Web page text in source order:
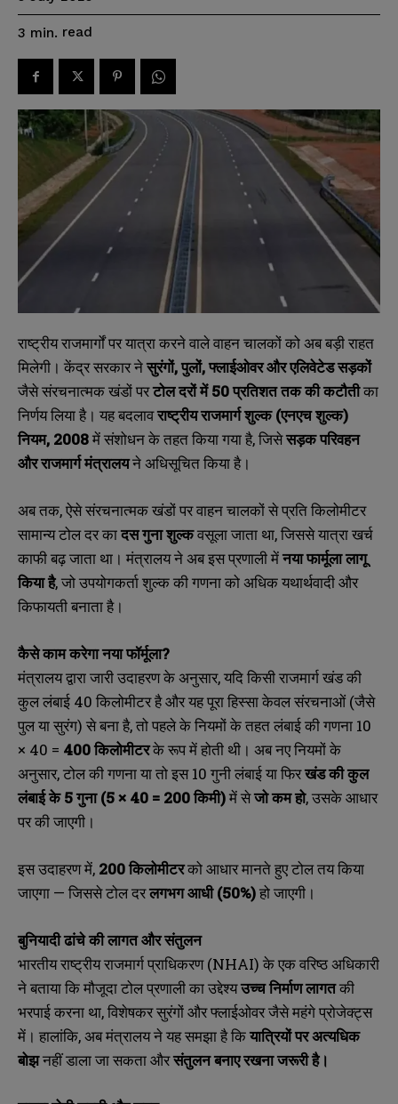
3 min. read
राष्ट्रीय राजमार्गों पर यात्रा करने वाले वाहन चालकों को अब बड़ी राहत
मिलेगी। केंद्र सरकार नेसुरंगों,पुलों,फ्लाईओवर और एलिवेटेड सड़कों
जैसे संरचनात्मक खंडों परटोल दरों में 50प्रतिशत तक की कटौतीका
निर्णय लिया है। यह बदलावराष्ट्रीय राजमार्ग शुल्क (एनएच शुल्क)
नियम, 2008में संशोधन के तहत किया गया है, जिसेसड़क परिवहन
और राजमार्ग मंत्रालयने अधिसूचित किया है।
अब तक, ऐसे संरचनात्मक खंडों पर वाहन चालकों से प्रति किलोमीटर
सामान्य टोल दर कादस गुना शुल्कवसूला जाता था, जिससे यात्रा खर्च
काफी बढ़ जाता था। मंत्रालय ने अब इस प्रणाली मेंनया फार्मूला लागू
किया है, जो उपयोगकर्ता शुल्क की गणना को अधिक यथार्थवादी और
किफायती बनाता है।
कैसे काम करेगा नया फॉर्मूला?
मंत्रालय द्वारा जारी उदाहरण के अनुसार, यदि किसी राजमार्ग खंड की
कुल लंबाई 40 किलोमीटर है और यह पूरा हिस्सा केवल संरचनाओं (जैसे
पुल या सुरंग) से बना है, तो पहले के नियमों के तहत लंबाई की गणना 10
× 40 = 400किलोमीटरके रूप में होती थी। अब नए नियमों के
अनुसार, टोल की गणना या तो इस 10 गुनी लंबाई या फिरखंड की कुल
लंबाई के 5गुना (5 × 40 = 200किमी)में सेजो कम हो, उसके आधार
पर की जाएगी।
इस उदाहरण में, 200किलोमीटरको आधार मानते हुए टोल तय किया
जाएगा — जिससे टोल दरलगभग आधी (50%)हो जाएगी।
बुनियादी ढांचे की लागत और संतुलन
भारतीय राष्ट्रीय राजमार्ग प्राधिकरण (NHAI) के एक वरिष्ठ अधिकारी
ने बताया कि मौजूदा टोल प्रणाली का उद्देश्यउच्च निर्माण लागतकी
भरपाई करना था, विशेषकर सुरंगों और फ्लाईओवर जैसे महंगे प्रोजेक्ट्स
में। हालांकि, अब मंत्रालय ने यह समझा है कियात्रियों पर अत्यधिक
बोझनहीं डाला जा सकता औरसंतुलन बनाए रखना जरूरी है।